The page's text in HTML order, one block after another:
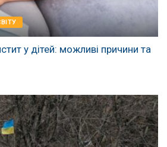
у дітей: можливі причини та